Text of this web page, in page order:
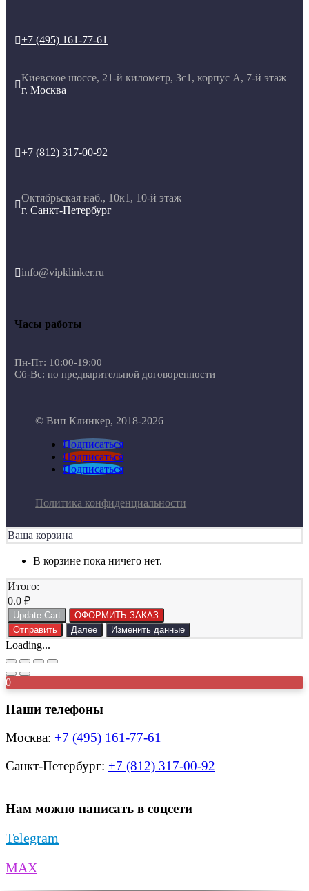
+7 (495) 161-77-61

Киевское шоссе, 21-й километр, 3с1, корпус А, 7-й этаж
г. Москва
+7 (812) 317-00-92

Октябрьская наб., 10к1, 10-й этаж
г. Санкт-Петербург
info@vipklinker.ru
Часы работы
Пн-Пт: 10:00-19:00
Сб-Вс: по предварительной договоренности
© Вип Клинкер, 2018-2026
Подписаться
Подписаться
Подписаться
Политика конфиденциальности
Ваша корзина
В корзине пока ничего нет.
Итого:
0.0 ₽
Update Cart
ОФОРМИТЬ ЗАКАЗ
Отправить
Далее Изменить данные
Loading...
0
Наши телефоны
Москва: +7 (495) 161-77-61
Санкт-Петербург: +7 (812) 317-00-92
Нам можно написать в соцсети
Telegram
MAX